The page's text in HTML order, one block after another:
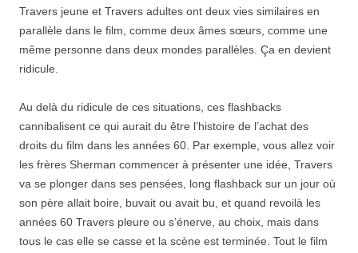
Travers jeune et Travers adultes ont deux vies similaires en
parallèle dans le film, comme deux âmes sœurs, comme une
même personne dans deux mondes parallèles. Ça en devient
ridicule.
Au delà du ridicule de ces situations, ces flashbacks
cannibalisent ce qui aurait du être l’histoire de l’achat des
droits du film dans les années 60. Par exemple, vous allez voir
les frères Sherman commencer à présenter une idée, Travers
va se plonger dans ses pensées, long flashback sur un jour où
son père allait boire, buvait ou avait bu, et quand revoilà les
années 60 Travers pleure ou s’énerve, au choix, mais dans
tous le cas elle se casse et la scène est terminée. Tout le film